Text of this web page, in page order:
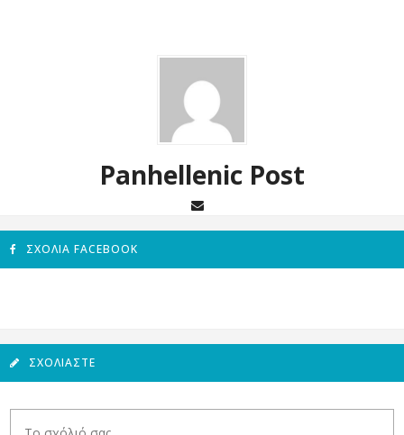
Panhellenic Post
ΣΧΌΛΙΑ FACEBOOK
ΣΧΟΛΙΆΣΤΕ